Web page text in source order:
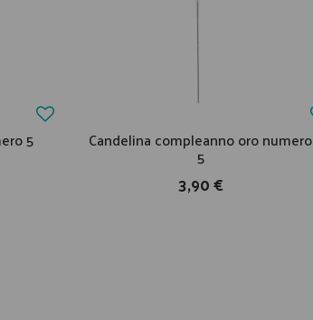
5 Candelina compleanno oro numero
5
3,90 €